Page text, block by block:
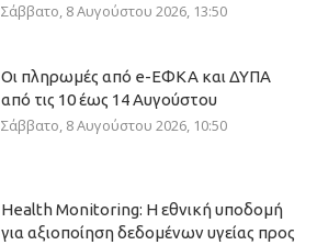
Σάββατο, 8 Αυγούστου 2026, 13:50
Οι πληρωμές από e-ΕΦΚΑ και ΔΥΠΑ
από τις 10 έως 14 Αυγούστου
Σάββατο, 8 Αυγούστου 2026, 10:50
Health Monitoring: Η εθνική υποδομή
για αξιοποίηση δεδομένων υγείας προς